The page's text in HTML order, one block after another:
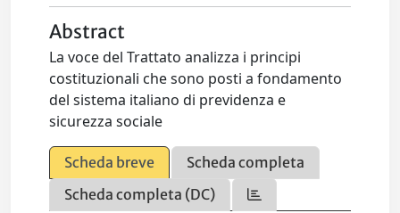
Abstract
La voce del Trattato analizza i principi
costituzionali che sono posti a fondamento
del sistema italiano di previdenza e
sicurezza sociale
Scheda breve
Scheda completa
Scheda completa (DC)